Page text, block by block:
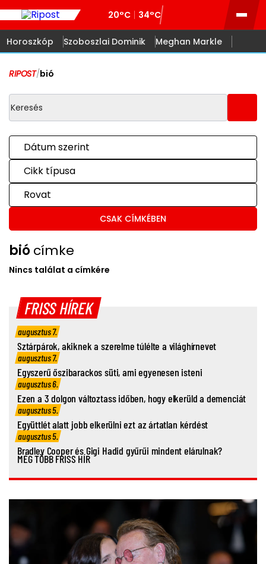
20°C 34°C
Horoszkóp Szoboszlai Dominik Meghan Markle
RIPOST/bió
Dátum szerint
Cikk típusa
Rovat
CSAK CÍMKÉBEN
biócímke
Nincs találat a címkére
FRISS HÍREK
augusztus 7.
Sztárpárok, akiknek a szerelme túlélte a világhírnevet
augusztus 7.
Egyszerű őszibarackos süti, ami egyenesen isteni
augusztus 6.
Ezen a 3 dolgon változtass időben, hogy elkerüld a demenciát
augusztus 5.
Együttlét alatt jobb elkerülni ezt az ártatlan kérdést
augusztus 5.
Bradley Cooper és Gigi Hadid gyűrűi mindent elárulnak?
MÉG TÖBB FRISS HÍR